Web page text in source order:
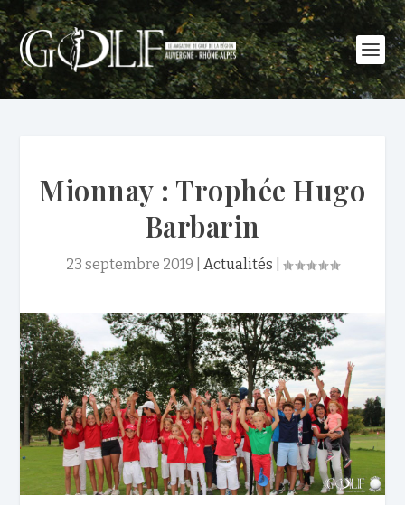
Mionnay : Trophée Hugo
Barbarin
23 septembre 2019 Actualités